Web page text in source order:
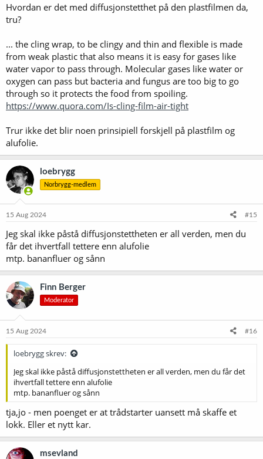
Hvordan er det med diffusjonstetthet på den plastfilmen da,
tru?
... the cling wrap, to be clingy and thin and flexible is made
from weak plastic that also means it is easy for gases like
water vapor to pass through. Molecular gases like water or
oxygen can pass but bacteria and fungus are too big to go
through so it protects the food from spoiling.
https://www.quora.com/Is-cling-film-air-tight
Trur ikke det blir noen prinsipiell forskjell på plastfilm og
alufolie.
loebrygg
Norbrygg-medlem
15 Aug 2024 #15
Jeg skal ikke påstå diffusjonstettheten er all verden, men du
får det ihvertfall tettere enn alufolie
mtp. bananfluer og sånn
Finn Berger
Moderator
15 Aug 2024 #16
loebrygg skrev:
Jeg skal ikke påstå diffusjonstettheten er all verden, men du får det
ihvertfall tettere enn alufolie
mtp. bananfluer og sånn
tja,jo - men poenget er at trådstarter uansett må skaffe et
lokk. Eller et nytt kar.
msevland